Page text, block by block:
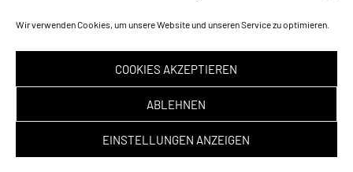
Wir verwenden Cookies, um unsere Website und unseren Service zu optimieren.
COOKIES AKZEPTIEREN
ABLEHNEN
EINSTELLUNGEN ANZEIGEN
Impressum